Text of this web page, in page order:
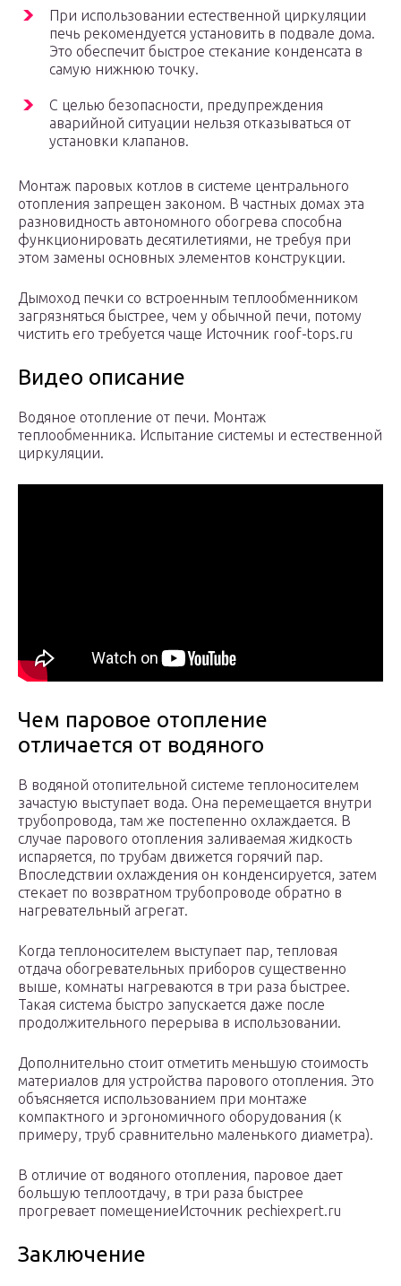
При использовании естественной циркуляции
печь рекомендуется установить в подвале дома.
Это обеспечит быстрое стекание конденсата в
самую нижнюю точку.
С целью безопасности, предупреждения
аварийной ситуации нельзя отказываться от
установки клапанов.
Монтаж паровых котлов в системе центрального
отопления запрещен законом. В частных домах эта
разновидность автономного обогрева способна
функционировать десятилетиями, не требуя при
этом замены основных элементов конструкции.
Дымоход печки со встроенным теплообменником
загрязняться быстрее, чем у обычной печи, потому
чистить его требуется чаще Источник roof-tops.ru
Видео описание
Водяное отопление от печи. Монтаж
теплообменника. Испытание системы и естественной
циркуляции.
Чем паровое отопление
отличается от водяного
В водяной отопительной системе теплоносителем
зачастую выступает вода. Она перемещается внутри
трубопровода, там же постепенно охлаждается. В
случае парового отопления заливаемая жидкость
испаряется, по трубам движется горячий пар.
Впоследствии охлаждения он конденсируется, затем
стекает по возвратном трубопроводе обратно в
нагревательный агрегат.
Когда теплоносителем выступает пар, тепловая
отдача обогревательных приборов существенно
выше, комнаты нагреваются в три раза быстрее.
Такая система быстро запускается даже после
продолжительного перерыва в использовании.
Дополнительно стоит отметить меньшую стоимость
материалов для устройства парового отопления. Это
объясняется использованием при монтаже
компактного и эргономичного оборудования (к
примеру, труб сравнительно маленького диаметра).
В отличие от водяного отопления, паровое дает
большую теплоотдачу, в три раза быстрее
прогревает помещениеИсточник pechiexpert.ru
Заключение